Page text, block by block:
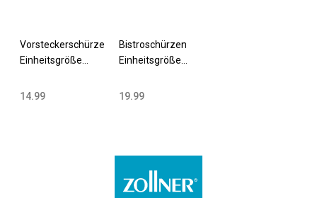
Vorsteckerschürze
Einheitsgröße
14.99
Bistroschürzen
Einheitsgröße
19.99